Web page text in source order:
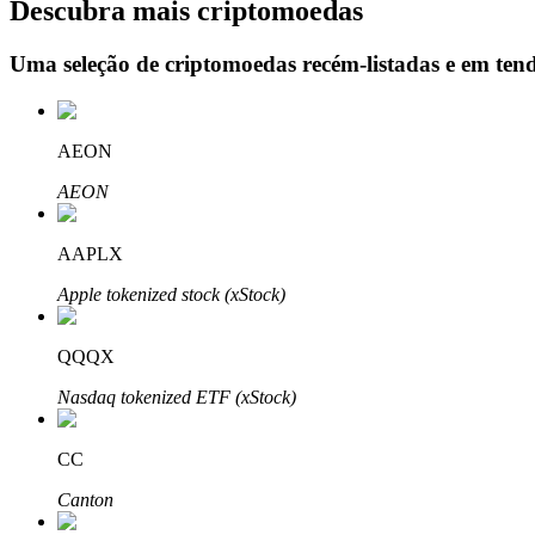
Bloqueios de BTR
Investimentos exclusivos para titulares de BTR
Empréstimos
Serviço de empréstimo apoiado por criptografia
Descubra mais criptomoedas
Uma seleção de criptomoedas recém-listadas e em
AEON
AEON
AAPLX
Apple tokenized stock (xStock)
QQQX
Nasdaq tokenized ETF (xStock)
CC
Canton